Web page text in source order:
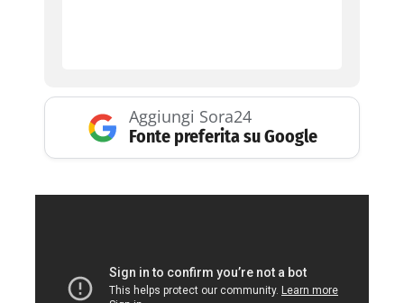
Aggiungi Sora24
Fonte preferita su Google